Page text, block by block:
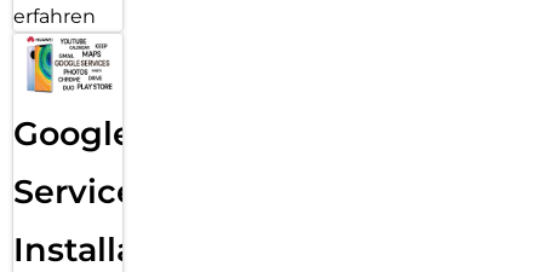
erfahren
Google
Services
Installation